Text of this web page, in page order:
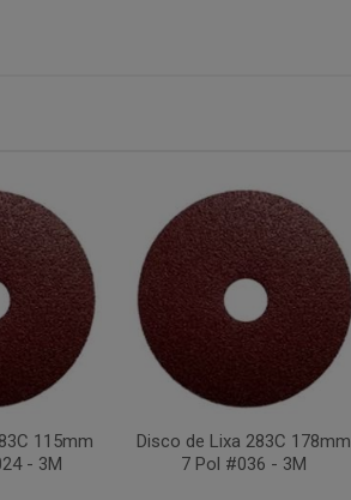
115mm
- 3M
Disco de Lixa 283C 178mm
7 Pol #036 - 3M